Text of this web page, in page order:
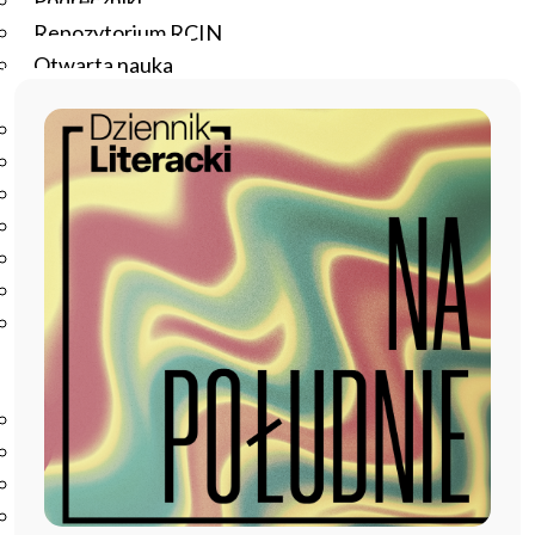
Repozytorium RCIN
Otwarta nauka
Studia podyplomowe
Szkolenia
Szkoła Doktorska Anthropos
Erasmus
Olimpiada Literatury i Języka Polskiego
Olimpiada Literatury i Języka Polskiego dla Szkół
Podstawowych
Biblioteka
O bibliotece
Godziny otwarcia
Katalog
Nowości